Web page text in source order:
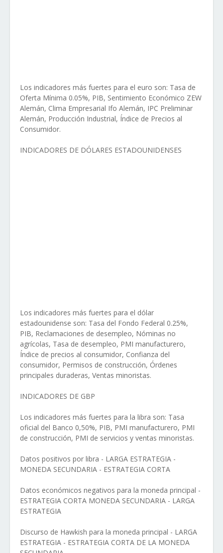
Los indicadores más fuertes para el euro son: Tasa de
Oferta Mínima 0.05%, PIB, Sentimiento Económico ZEW
Alemán, Clima Empresarial Ifo Alemán, IPC Preliminar
Alemán, Producción Industrial, Índice de Precios al
Consumidor.
INDICADORES DE DÓLARES ESTADOUNIDENSES
Los indicadores más fuertes para el dólar
estadounidense son: Tasa del Fondo Federal 0.25%,
PIB, Reclamaciones de desempleo, Nóminas no
agrícolas, Tasa de desempleo, PMI manufacturero,
Índice de precios al consumidor, Confianza del
consumidor, Permisos de construcción, Órdenes
principales duraderas, Ventas minoristas.
INDICADORES DE GBP
Los indicadores más fuertes para la libra son: Tasa
oficial del Banco 0,50%, PIB, PMI manufacturero, PMI
de construcción, PMI de servicios y ventas minoristas.
Datos positivos por libra - LARGA ESTRATEGIA -
MONEDA SECUNDARIA - ESTRATEGIA CORTA
Datos económicos negativos para la moneda principal -
ESTRATEGIA CORTA MONEDA SECUNDARIA - LARGA
ESTRATEGIA
Discurso de Hawkish para la moneda principal - LARGA
ESTRATEGIA - ESTRATEGIA CORTA DE LA MONEDA